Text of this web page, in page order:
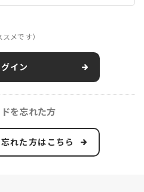
メです）
イン
を忘れた方
れた方はこちら